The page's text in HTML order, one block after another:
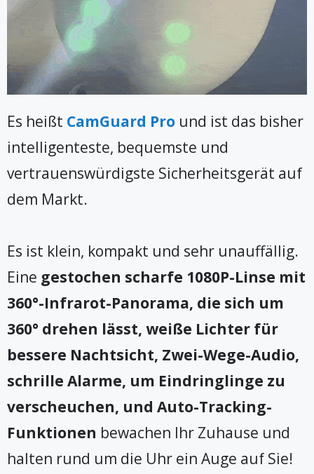
Es heißt CamGuard Pro und ist das bisher
intelligenteste, bequemste und
vertrauenswürdigste Sicherheitsgerät auf
dem Markt.
Es ist klein, kompakt und sehr unauffällig.
Eine gestochen scharfe 1080P-Linse mit
360°-Infrarot-Panorama, die sich um
360° drehen lässt, weiße Lichter für
bessere Nachtsicht, Zwei-Wege-Audio,
schrille Alarme, um Eindringlinge zu
verscheuchen, und Auto-Tracking-
Funktionen bewachen Ihr Zuhause und
halten rund um die Uhr ein Auge auf Sie!